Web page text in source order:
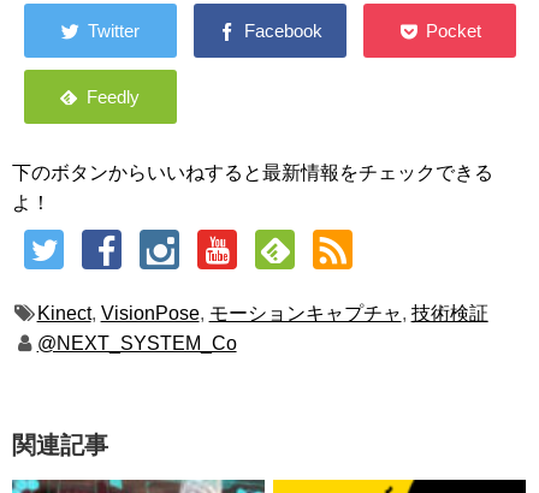
下のボタンからいいねすると最新情報をチェックできる
よ！
Kinect, VisionPose, モーションキャプチャ, 技術検証
@NEXT_SYSTEM_Co
関連記事